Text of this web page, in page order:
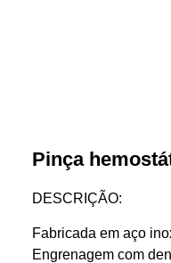
Pinça
DESCRIÇÃO:
Fabricada em aço
Engrenagem com